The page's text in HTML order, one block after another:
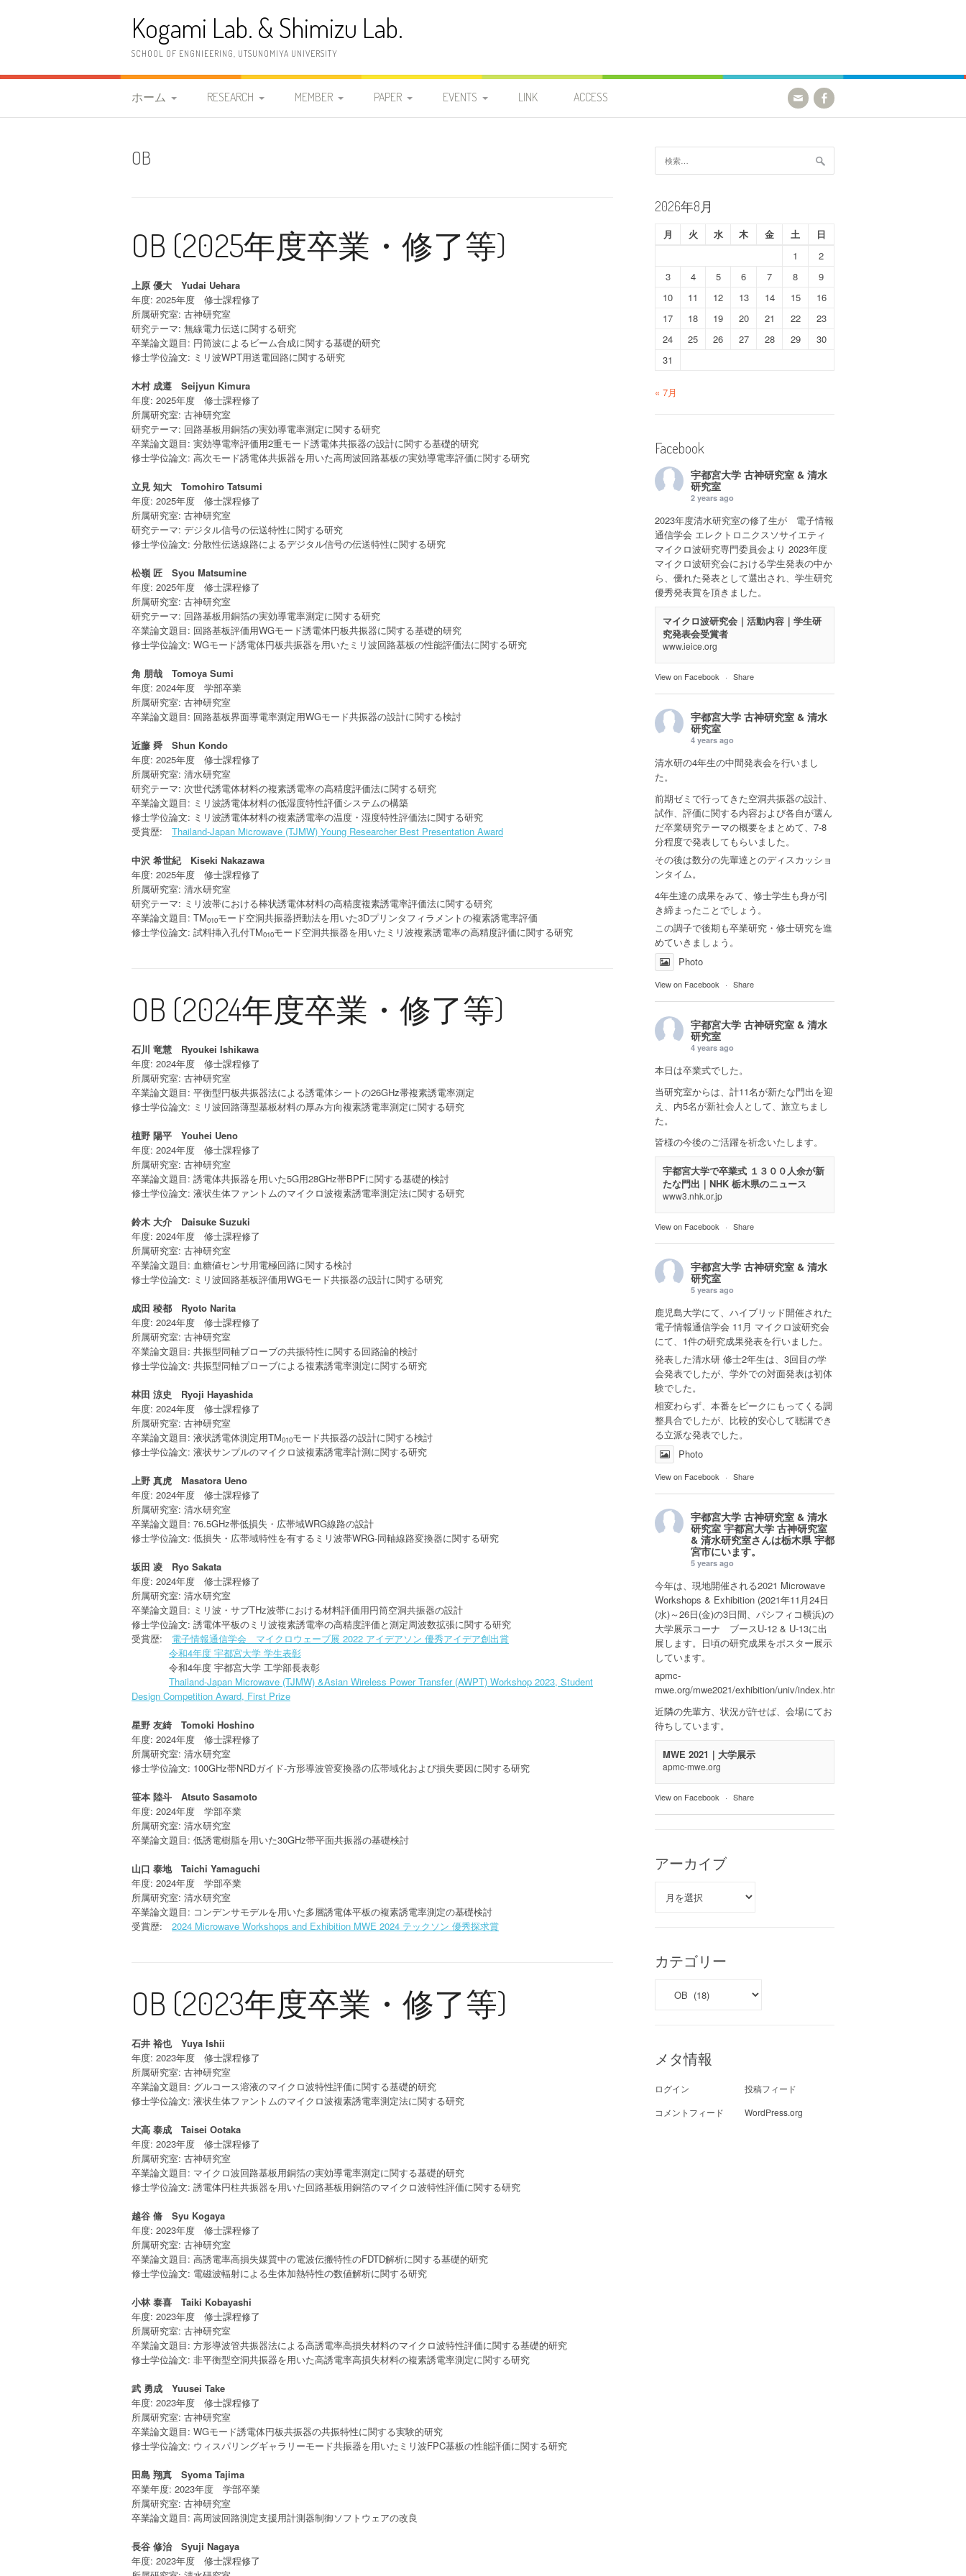
へ
ッ
Kogami Lab. & Shimizu Lab.
SCHOOL OF ENGNIEERING, UTSUNOMIYA UNIVERSITY
ホーム
2026年度 清水研究室
内情報
RESEARCH MEMBER
MASTER 1
MASTER 1
OB
PAPER EVENTS
2010-2014
2005-2009
LINK ACCESS
OB
OB (2025年度卒業・修了等)
上原 優大 Yudai Uehara
年度: 2025年度 修士課程修了
所属研究室: 古神研究室
研究テーマ: 無線電力伝送に関する研究
卒業論文題目: 円筒波によるビーム合成に関する基礎的研究
修士学位論文: ミリ波WPT用送電回路に関する研究
木村 成遵 Seijyun Kimura
年度: 2025年度 修士課程修了
所属研究室: 古神研究室
研究テーマ: 回路基板用銅箔の実効導電率測定に関する研究
卒業論文題目: 実効導電率評価用2重モード誘電体共振器の設計に関する基礎的研究
修士学位論文: 高次モード誘電体共振器を用いた高周波回路基板の実効導電率評価に関する研究
立見 知大 Tomohiro Tatsumi
年度: 2025年度 修士課程修了
所属研究室: 古神研究室
研究テーマ: デジタル信号の伝送特性に関する研究
修士学位論文: 分散性伝送線路によるデジタル信号の伝送特性に関する研究
松嶺 匠 Syou Matsumine
年度: 2025年度 修士課程修了
所属研究室: 古神研究室
研究テーマ: 回路基板用銅箔の実効導電率測定に関する研究
卒業論文題目: 回路基板評価用WGモード誘電体円板共振器に関する基礎的研究
修士学位論文: WGモード誘電体円板共振器を用いたミリ波回路基板の性能評価法に関する研究
角 朋哉 Tomoya Sumi
年度: 2024年度 学部卒業
所属研究室: 古神研究室
卒業論文題目: 回路基板界面導電率測定用WGモード共振器の設計に関する検討
近藤 舜 Shun Kondo
年度: 2025年度 修士課程修了
所属研究室: 清水研究室
研究テーマ: 次世代誘電体材料の複素誘電率の高精度評価法に関する研究
卒業論文題目: ミリ波誘電体材料の低湿度特性評価システムの構築
修士学位論文: ミリ波誘電体材料の複素誘電率の温度・湿度特性評価法に関する研究
受賞歴: Thailand-Japan Microwave (TJMW) Young Researcher Best Presentation Award
中沢 希世紀 Kiseki Nakazawa
年度: 2025年度 修士課程修了
所属研究室: 清水研究室
研究テーマ: ミリ波帯における棒状誘電体材料の高精度複素誘電率評価法に関する研究
卒業論文題目: TM010モード空洞共振器摂動法を用いた3Dプリンタフィラメントの複素誘電率評価
修士学位論文: 試料挿入孔付TM010モード空洞共振器を用いたミリ波複素誘電率の高精度評価に関する研究
OB (2024年度卒業・修了等)
石川 竜慧 Ryoukei Ishikawa
年度: 2024年度 修士課程修了
所属研究室: 古神研究室
卒業論文題目: 平衡型円板共振器法による誘電体シートの26GHz帯複素誘電率測定
修士学位論文: ミリ波回路薄型基板材料の厚み方向複素誘電率測定に関する研究
植野 陽平 Youhei Ueno
年度: 2024年度 修士課程修了
所属研究室: 古神研究室
卒業論文題目: 誘電体共振器を用いた5G用28GHz帯BPFに関する基礎的検討
修士学位論文: 液状生体ファントムのマイクロ波複素誘電率測定法に関する研究
鈴木 大介 Daisuke Suzuki
年度: 2024年度 修士課程修了
所属研究室: 古神研究室
卒業論文題目: 血糖値センサ用電極回路に関する検討
修士学位論文: ミリ波回路基板評価用WGモード共振器の設計に関する研究
成田 稜都 Ryoto Narita
年度: 2024年度 修士課程修了
所属研究室: 古神研究室
卒業論文題目: 共振型同軸プローブの共振特性に関する回路論的検討
修士学位論文: 共振型同軸プローブによる複素誘電率測定に関する研究
林田 涼史 Ryoji Hayashida
年度: 2024年度 修士課程修了
所属研究室: 古神研究室
卒業論文題目: 液状誘電体測定用TM010モード共振器の設計に関する検討
修士学位論文: 液状サンプルのマイクロ波複素誘電率計測に関する研究
上野 真虎 Masatora Ueno
年度: 2024年度 修士課程修了
所属研究室: 清水研究室
卒業論文題目: 76.5GHz帯低損失・広帯域WRG線路の設計
修士学位論文: 低損失・広帯域特性を有するミリ波帯WRG-同軸線路変換器に関する研究
坂田 凌 Ryo Sakata
年度: 2024年度 修士課程修了
所属研究室: 清水研究室
卒業論文題目: ミリ波・サブTHz波帯における材料評価用円筒空洞共振器の設計
修士学位論文: 誘電体平板のミリ波複素誘電率の高精度評価と測定周波数拡張に関する研究
受賞歴: 電子情報通信学会 マイクロウェーブ展 2022 アイデアソン 優秀アイデア創出賞
令和4年度 宇都宮大学 学生表彰
令和4年度 宇都宮大学 工学部長表彰
Thailand-Japan Microwave (TJMW) &Asian Wireless Power Transfer (AWPT) Workshop 2023, Student
Design Competition Award, First Prize
星野 友綺 Tomoki Hoshino
年度: 2024年度 修士課程修了
所属研究室: 清水研究室
修士学位論文: 100GHz帯NRDガイド-方形導波管変換器の広帯域化および損失要因に関する研究
笹本 陸斗 Atsuto Sasamoto
年度: 2024年度 学部卒業
所属研究室: 清水研究室
卒業論文題目: 低誘電樹脂を用いた30GHz帯平面共振器の基礎検討
山口 泰地 Taichi Yamaguchi
年度: 2024年度 学部卒業
所属研究室: 清水研究室
卒業論文題目: コンデンサモデルを用いた多層誘電体平板の複素誘電率測定の基礎検討
受賞歴: 2024 Microwave Workshops and Exhibition MWE 2024 テックソン 優秀探求賞
OB (2023年度卒業・修了等)
石井 裕也 Yuya Ishii
年度: 2023年度 修士課程修了
所属研究室: 古神研究室
卒業論文題目: グルコース溶液のマイクロ波特性評価に関する基礎的研究
修士学位論文: 液状生体ファントムのマイクロ波複素誘電率測定法に関する研究
大高 泰成 Taisei Ootaka
年度: 2023年度 修士課程修了
所属研究室: 古神研究室
卒業論文題目: マイクロ波回路基板用銅箔の実効導電率測定に関する基礎的研究
修士学位論文: 誘電体円柱共振器を用いた回路基板用銅箔のマイクロ波特性評価に関する研究
越谷 脩 Syu Kogaya
年度: 2023年度 修士課程修了
所属研究室: 古神研究室
卒業論文題目: 高誘電率高損失媒質中の電波伝搬特性のFDTD解析に関する基礎的研究
修士学位論文: 電磁波輻射による生体加熱特性の数値解析に関する研究
小林 泰喜 Taiki Kobayashi
年度: 2023年度 修士課程修了
所属研究室: 古神研究室
卒業論文題目: 方形導波管共振器法による高誘電率高損失材料のマイクロ波特性評価に関する基礎的研究
修士学位論文: 非平衡型空洞共振器を用いた高誘電率高損失材料の複素誘電率測定に関する研究
武 勇成 Yuusei Take
年度: 2023年度 修士課程修了
所属研究室: 古神研究室
卒業論文題目: WGモード誘電体円板共振器の共振特性に関する実験的研究
修士学位論文: ウィスパリングギャラリーモード共振器を用いたミリ波FPC基板の性能評価に関する研究
田島 翔真 Syoma Tajima
卒業年度: 2023年度 学部卒業
所属研究室: 古神研究室
卒業論文題目: 高周波回路測定支援用計測器制御ソフトウェアの改良
長谷 修治 Syuji Nagaya
年度: 2023年度 修士課程修了
索:
2026年8月
月 火 水 木 金 土
日
1
2
3
4 5 6 7 8
9
10
11 12 13 14 15
16
17
18 19 20 21 22
23
24
25 26 27 28 29
30
31
« 7月
Facebook
宇都宮大学 古神研究室 & 清水
研究室
2 years ago
2023年度清水研究室の修了生が 電子情報
通信学会 エレクトロニクスソサイエティ
マイクロ波研究専門委員会より 2023年度
マイクロ波研究会における学生発表の中か
ら、優れた発表として選出され、学生研究
優秀発表賞を頂きました。
マイクロ波研究会｜活動内容｜学生研
究発表会受賞者
www.ieice.org
View on Facebook · Share
宇都宮大学 古神研究室 & 清水
研究室
4 years ago
清水研の4年生の中間発表会を行いまし
た。
前期ゼミで行ってきた空洞共振器の設計、
試作、評価に関する内容および各自が選ん
だ卒業研究テーマの概要をまとめて、7-8
分程度で発表してもらいました。
その後は数分の先輩達とのディスカッショ
ンタイム。
4年生達の成果をみて、修士学生も身が引
き締まったことでしょう。
この調子で後期も卒業研究・修士研究を進
めていきましょう。
Photo
View on Facebook · Share
宇都宮大学 古神研究室 & 清水
研究室
4 years ago
本日は卒業式でした。
当研究室からは、計11名が新たな門出を迎
え、内5名が新社会人として、旅立ちまし
た。
皆様の今後のご活躍を祈念いたします。
宇都宮大学で卒業式 １３００人余が新
たな門出｜NHK 栃木県のニュース
www3.nhk.or.jp
View on Facebook · Share
宇都宮大学 古神研究室 & 清水
研究室
5 years ago
鹿児島大学にて、ハイブリッド開催された
電子情報通信学会 11月 マイクロ波研究会
にて、1件の研究成果発表を行いました。
発表した清水研 修士2年生は、3回目の学
会発表でしたが、学外での対面発表は初体
験でした。
相変わらず、本番をピークにもってくる調
整具合でしたが、比較的安心して聴講でき
る立派な発表でした。
Photo
View on Facebook · Share
宇都宮大学 古神研究室 & 清水
研究室 宇都宮大学 古神研究室
& 清水研究室さんは栃木県 宇都
宮市にいます。
5 years ago
今年は、現地開催される2021 Microwave
Workshops & Exhibition (2021年11月24日
(水)～26日(金)の3日間、パシフィコ横浜)の
大学展示コーナ ブースU-12 & U-13に出
展します。日頃の研究成果をポスター展示
しています。
apmc-
mwe.org/mwe2021/exhibition/univ/index.html
近隣の先輩方、状況が許せば、会場にてお
待ちしています。
MWE 2021｜大学展示
apmc-mwe.org
View on Facebook · Share
アーカイブ
カテゴリー
メタ情報
ログイン
投稿フィード
コメントフィード
WordPress.org